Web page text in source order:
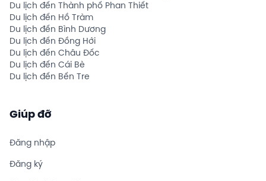
Du lịch đến Thành phố Phan Thiết
Du lịch đến Hồ Tràm
Du lịch đến Bình Dương
Du lịch đến Đồng Hới
Du lịch đến Châu Đốc
Du lịch đến Cái Bè
Du lịch đến Bến Tre
Giúp đỡ
Đăng nhập
Đăng ký